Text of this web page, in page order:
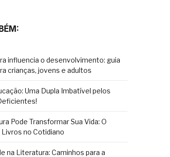
influencia o desenvolvimento: guia
crianças, jovens e adultos
Uma Dupla Imbatível pelos
Pode Transformar Sua Vida: O
no Cotidiano
na Literatura: Caminhos para a